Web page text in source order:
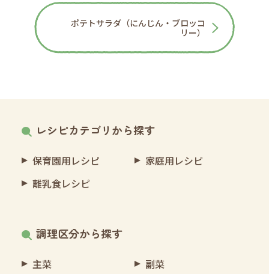
ポテトサラダ（にんじん・ブロッコ
リー）
レシピカテゴリから探す
保育園用レシピ
家庭用レシピ
離乳食レシピ
調理区分から探す
主菜
副菜